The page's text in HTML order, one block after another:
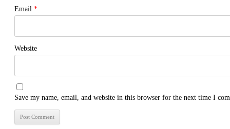
Email *
Website
Save my name, email, and website in this browser for the next time I